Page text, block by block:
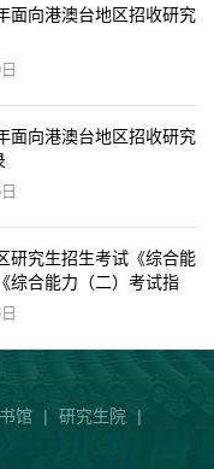
面向港澳台地区招收研究
面向港澳台地区招收研究
研究生招生考试《综合能
综合能力（二）考试指
馆 | 研究生院
|